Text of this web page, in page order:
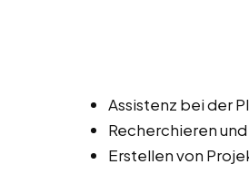
Assistenz bei der
Recherchieren
Erstellen von